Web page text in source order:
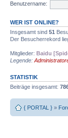
Benutzername:
WER IST ONLINE?
Insgesamt sind 51
Der Besucherrekord
Mitglieder: Baidu
Legende:
STATISTIK
Beiträge insgesamt:
{ PORTAL } »